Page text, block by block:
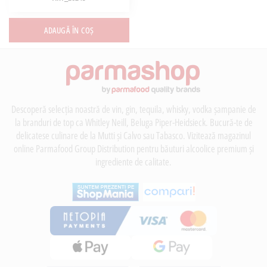
ADAUGĂ ÎN COȘ
Descoperă selecția noastră de vin, gin, tequila, whisky, vodka șampanie de
la branduri de top ca Whitley Neill, Beluga Piper-Heidsieck. Bucură-te de
delicatese culinare de la Mutti și Calvo sau Tabasco. Vizitează magazinul
online Parmafood Group Distribution pentru băuturi alcoolice premium și
ingrediente de calitate.